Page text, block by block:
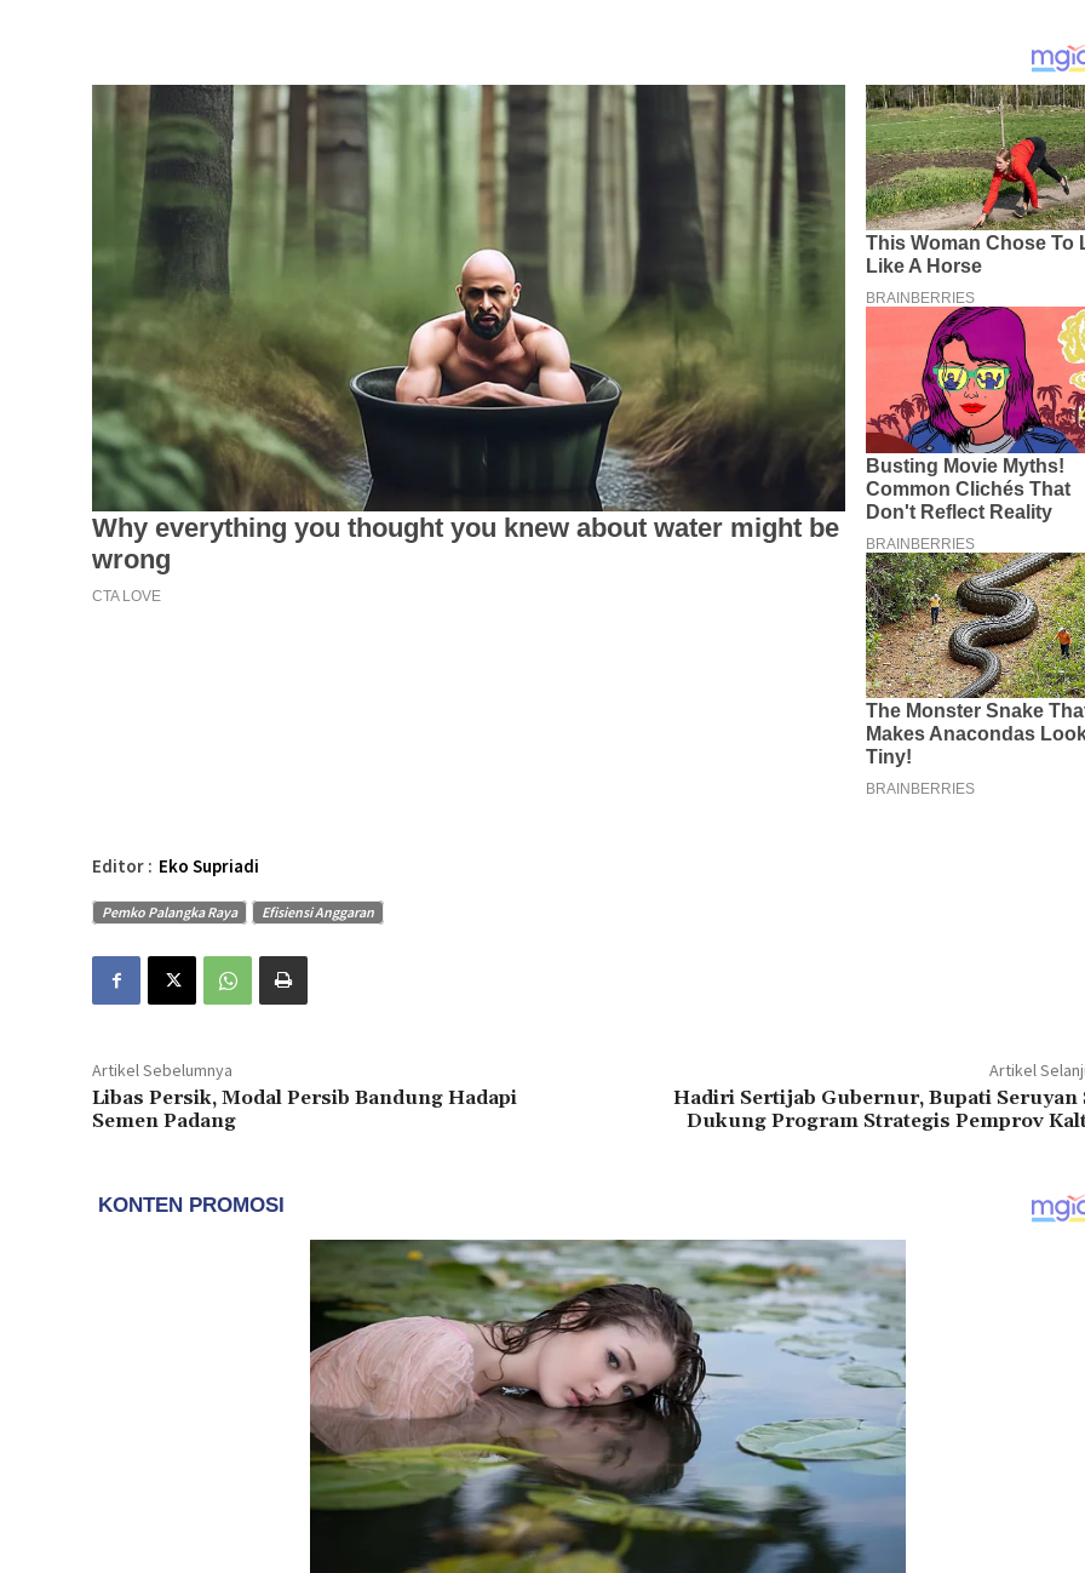
Editor : Eko Supriadi
Pemko Palangka Raya Efisiensi Anggaran
Artikel Sebelumnya
Libas Persik, Modal Persib Bandung Hadapi
Semen Padang
Artikel
Hadiri Sertijab Gubernur, Bupati Seruyan
Dukung Program Strategis Pemprov